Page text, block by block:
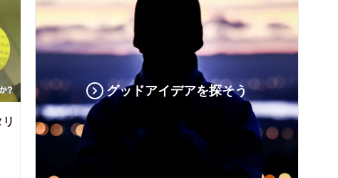
グッドアイデアを探そう